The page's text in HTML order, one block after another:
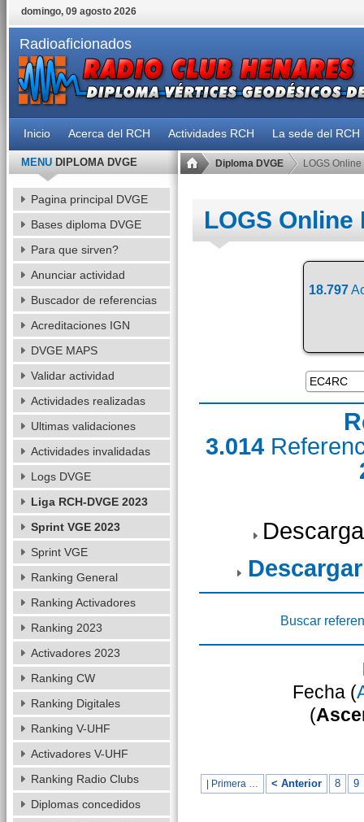
domingo, 09 agosto 2026
Radioaficionados
Inicio Acerca del RCH Actividades RCH La sede del RCH
Diploma DVGE LOGS Online
LOGS Online
18.797
3.014
Buscar
Fecha (
(
| Primera … < Anterior 8 9
MENUDIPLOMA DVGE
Pagina principal DVGE
Bases diploma DVGE
Para que sirven?
Anunciar actividad
Buscador de referencias
Acreditaciones IGN
DVGE MAPS
Validar actividad
Actividades realizadas
Ultimas validaciones
Actividades invalidadas
Logs DVGE
Liga RCH-DVGE 2023
Sprint VGE 2023
Sprint VGE
Ranking General
Ranking Activadores
Ranking 2023
Activadores 2023
Ranking CW
Ranking Digitales
Ranking V-UHF
Activadores V-UHF
Ranking Radio Clubs
Diplomas concedidos